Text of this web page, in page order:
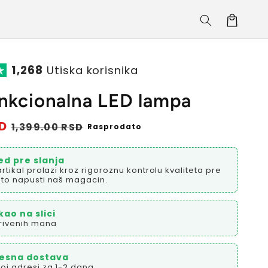
Korpa
1,268 Utiska korisnika
LED lampa
Prodajna
cena
1,399.00 RSD Rasprodato
pre slanja
prolazi kroz rigoroznu kontrolu kvaliteta pre
napusti naš magacin.
na slici
mana
dostava